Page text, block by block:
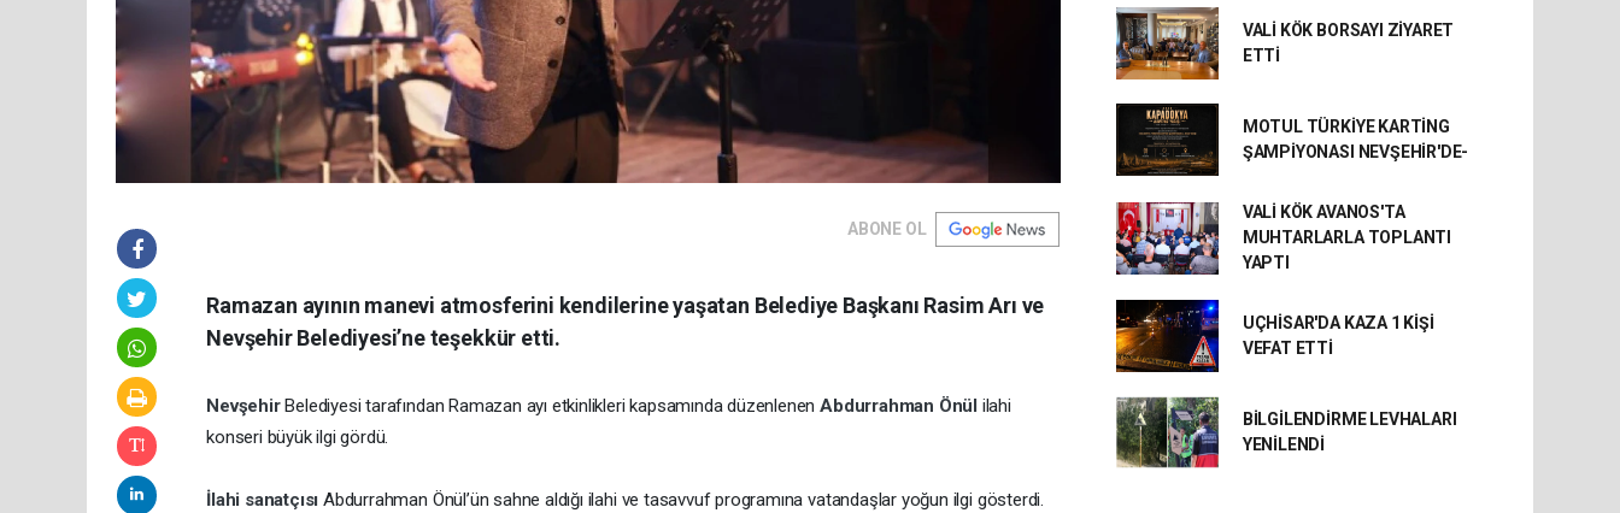
ABONE OL
Ramazan ayının manevi atmosferini kendilerine yaşatan Belediye Başkanı Rasim Arı ve
Nevşehir Belediyesi’ne teşekkür etti.
Nevşehir Belediyesi tarafından Ramazan ayı etkinlikleri kapsamında düzenlenenAbdurrahman Önül ilahi
konseri büyük ilgi gördü.
İlahi sanatçısıAbdurrahman Önül’ün sahne aldığı ilahi ve tasavvuf programına vatandaşlar yoğun ilgi gösterdi.
VALİ KÖK BORSAYI ZİYARET
ETTİ
MOTUL TÜRKİYE KARTİNG
ŞAMPİYONASI NEVŞEHİR'DE-
VALİ KÖK AVANOS'TA
MUHTARLARLA TOPLANTI
YAPTI
UÇHİSAR'DA KAZA 1 KİŞİ
VEFAT ETTİ
BİLGİLENDİRME LEVHALARI
YENİLENDİ